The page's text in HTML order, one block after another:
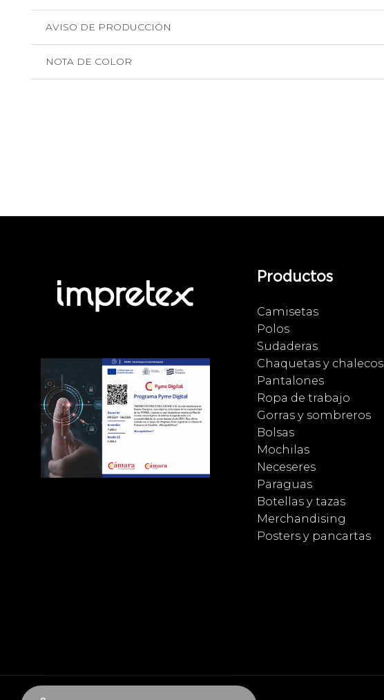
AVISO DE PRODUCCIÓN
NOTA DE COLOR
Productos
Camisetas
Polos
Sudaderas
Chaquetas y chalecos
Pantalones
Ropa de trabajo
Gorras y sombreros
Bolsas
Mochilas
Neceseres
Paraguas
Botellas y tazas
Merchandising
Posters y pancartas